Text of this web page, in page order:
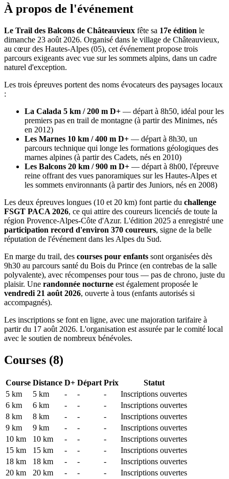
À propos de l'événement
Le Trail des Balcons de Châteauvieux fête sa 17e édition le
dimanche 23 août 2026. Organisé dans le village de Châteauvieux,
au cœur des Hautes-Alpes (05), cet événement propose trois
parcours exigeants avec vue sur les sommets alpins, dans un cadre
naturel d'exception.
Les trois épreuves portent des noms évocateurs des paysages locaux
:
La Calada 5 km / 200 m D+ — départ à 8h50, idéal pour les
premiers pas en trail de montagne (à partir des Minimes, nés
en 2012)
Les Marnes 10 km / 400 m D+ — départ à 8h30, un
parcours technique qui longe les formations géologiques des
marnes alpines (à partir des Cadets, nés en 2010)
Les Balcons 20 km / 900 m D+ — départ à 8h00, l'épreuve
reine offrant des vues panoramiques sur les Hautes-Alpes et
les sommets environnants (à partir des Juniors, nés en 2008)
Les deux épreuves longues (10 et 20 km) font partie du challenge
FSGT PACA 2026, ce qui attire des coureurs licenciés de toute la
région Provence-Alpes-Côte d'Azur. L'édition 2025 a enregistré une
participation record d'environ 370 coureurs, signe de la belle
réputation de l'événement dans les Alpes du Sud.
En marge du trail, des courses pour enfants sont organisées dès
9h30 au parcours santé du Bois du Prince (en contrebas de la salle
polyvalente), avec récompenses pour tous — pas de chrono, juste du
plaisir. Une randonnée nocturne est également proposée le
vendredi 21 août 2026, ouverte à tous (enfants autorisés si
accompagnés).
Les inscriptions se font en ligne, avec une majoration tarifaire à
partir du 17 août 2026. L'organisation est assurée par le comité local
avec le soutien de nombreux bénévoles.
Courses (8)
Course Distance D+ Départ Prix
Statut
5 km
5 km - - -
Inscriptions ouvertes
6 km
6 km - - -
Inscriptions ouvertes
8 km
8 km - - -
Inscriptions ouvertes
9 km
9 km - - -
Inscriptions ouvertes
10 km
10 km - - -
Inscriptions ouvertes
15 km
15 km - - -
Inscriptions ouvertes
18 km
18 km - - -
Inscriptions ouvertes
20 km
20 km - - - Inscriptions ouvertes